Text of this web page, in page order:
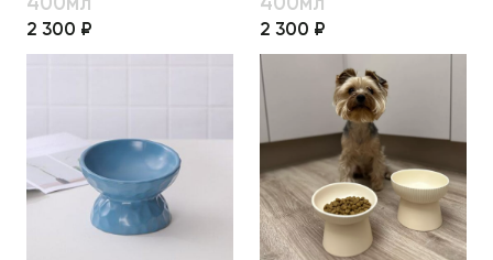
2 300 ₽ 2 300 ₽